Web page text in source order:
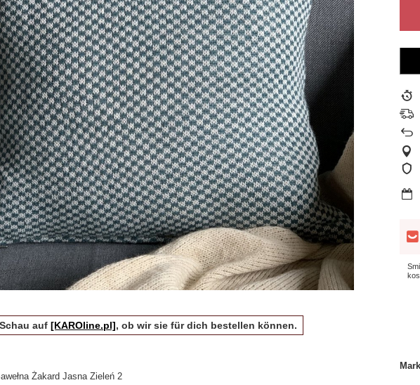
auf [KAROline.pl], ob wir sie für dich bestellen können.
Żakard Jasna Zieleń 2